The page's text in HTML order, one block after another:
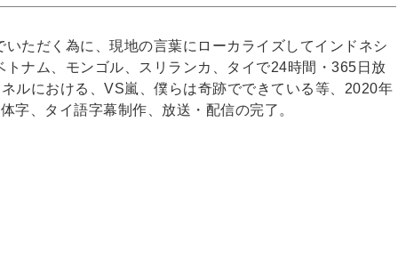
ただく為に、現地の言葉にローカライズしてインドネシ
ナム、モンゴル、スリランカ、タイで24時間・365日放
ルにおける、VS嵐、僕らは奇跡でできている等、2020年
字、タイ語字幕制作、放送・配信の完了。